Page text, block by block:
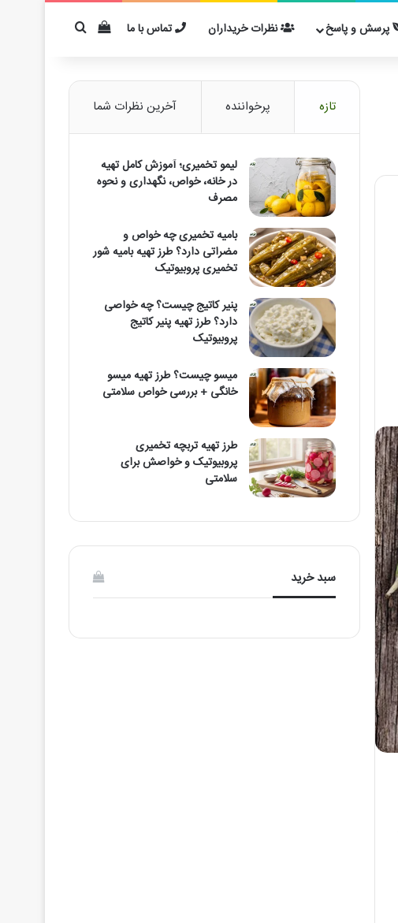
پرسش و پاسخ نظرات خریداران تماس با ما دیدن سبد خرید
برای مثال: کفیر
تازه پرخواننده آخرین نظرات شما
لیمو تخمیری؛ آموزش کامل تهیه
در خانه، خواص، نگهداری و نحوه
مصرف
بامیه تخمیری چه خواص و
مضراتی دارد؟ طرز تهیه بامیه شور
تخمیری پروبیوتیک
پنیر کاتیج چیست؟ چه خواصی
دارد؟ طرز تهیه پنیر کاتیج
پروبیوتیک
میسو چیست؟ طرز تهیه میسو
خانگی + بررسی خواص سلامتی
طرز تهیه تربچه تخمیری
پروبیوتیک و خواصش برای
سلامتی
سبد خرید